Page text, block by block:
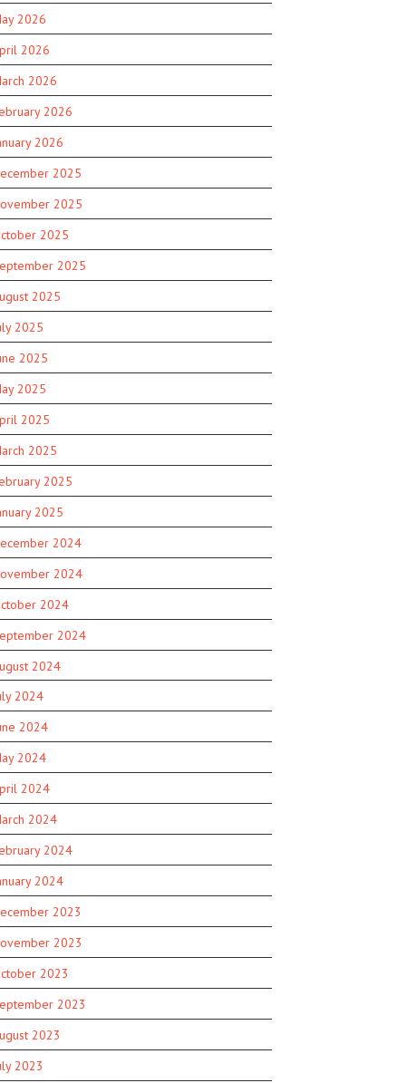
2026
2026
2026
2026
2026
2025
2025
2025
2025
2025
2025
2025
2025
2025
2025
2025
2025
2024
2024
2024
2024
2024
2024
2024
2024
2024
2024
2024
2024
2023
2023
2023
2023
2023
2023